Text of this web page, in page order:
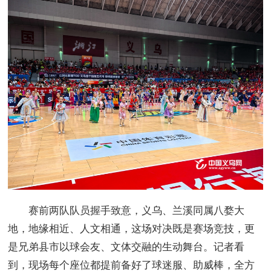
赛前两队队员握手致意，义乌、兰溪同属八婺大
地，地缘相近、人文相通，这场对决既是赛场竞技，更
是兄弟县市以球会友、文体交融的生动舞台。记者看
到，现场每个座位都提前备好了球迷服、助威棒，全方